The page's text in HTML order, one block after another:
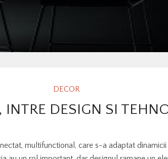
DECOR
INTRE DESIGN SI
multifunctional, care s-a adaptat